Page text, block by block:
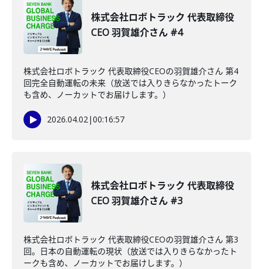
株式会社ロボトラック 代表取締役
CEO 羽賀雄介さん #4
株式会社ロボトラック 代表取締役CEOの羽賀雄介さん 第4
回完全自動運転の未来（放送では入りきらなかったトーク
も含め、ノーカットでお届けします。）
2026.04.02|00:16:57
株式会社ロボトラック 代表取締役
CEO 羽賀雄介さん #3
株式会社ロボトラック 代表取締役CEOの羽賀雄介さん 第3
回。日本の自動運転の現状（放送では入りきらなかったト
ークも含め、ノーカットでお届けします。）